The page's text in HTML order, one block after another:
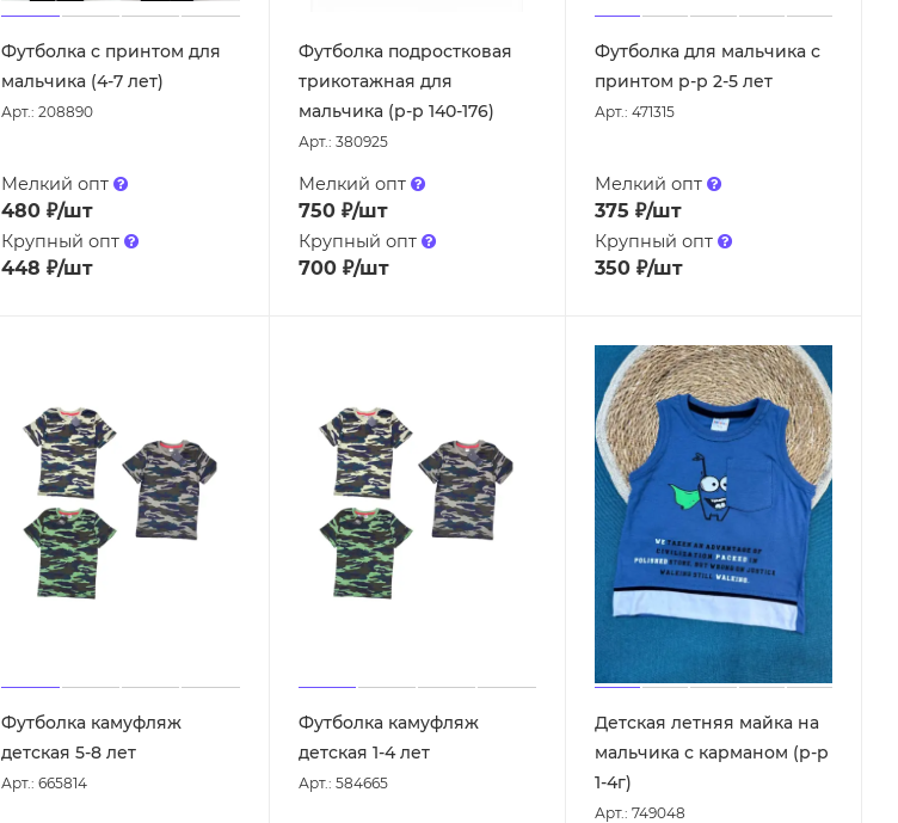
Футболка с принтом для
мальчика (4-7 лет)
Арт.: 208890
Мелкий опт
480 ₽/шт
Крупный опт
448 ₽/шт
Футболка подростковая
трикотажная для
мальчика (р-р 140-176)
Арт.: 380925
Мелкий опт
750₽/шт
Крупный опт
700₽/шт
Футболка для мальчика с
принтом р-р 2-5 лет
Арт.: 471315
Мелкий опт
375 ₽/шт
Крупный опт
350₽/шт
Футболка камуфляж
детская 5-8 лет
Арт.: 665814
Футболка камуфляж
детская 1-4 лет
Арт.: 584665
Детская летняя майка на
мальчика с карманом (р-р
1-4г)
Арт.: 749048